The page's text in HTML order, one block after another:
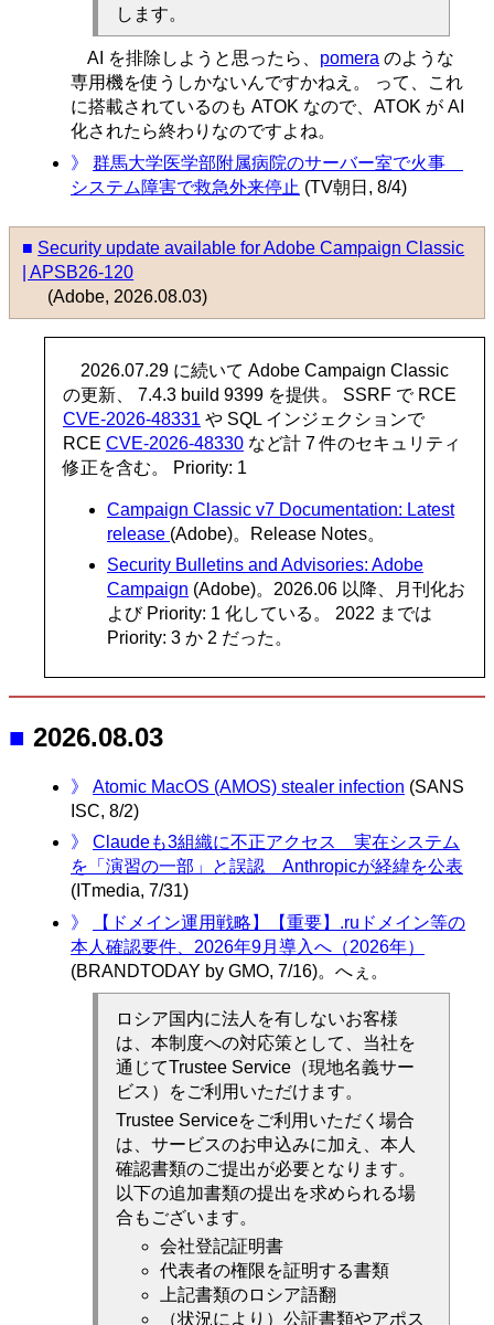
します。
AI を排除しようと思ったら、 pomera のような
専用機を使うしかないんですかねえ。 って、これ
に搭載されているのも ATOK なので、ATOK が AI
化されたら終わりなのですよね。
》
群馬大学医学部附属病院のサーバー室で火事
システム障害で救急外来停止 (TV朝日, 8/4)
■ Security update available for Adobe Campaign Classic
| APSB26-120
(Adobe, 2026.08.03)
2026.07.29 に続いて Adobe Campaign Classic
の更新、 7.4.3 build 9399 を提供。 SSRF で RCE
CVE-2026-48331 や SQL インジェクションで
RCE CVE-2026-48330 など計 7 件のセキュリティ
修正を含む。 Priority: 1
Campaign Classic v7 Documentation: Latest
release (Adobe)。Release Notes。
Security Bulletins and Advisories: Adobe
Campaign (Adobe)。2026.06 以降、月刊化お
よび Priority: 1 化している。 2022 までは
Priority: 3 か 2 だった。
■ 2026.08.03
》 Atomic MacOS (AMOS) stealer infection (SANS
ISC, 8/2)
》
Claudeも3組織に不正アクセス 実在システム
を「演習の一部」と誤認 Anthropicが経緯を公表
(ITmedia, 7/31)
》
【ドメイン運用戦略】【重要】.ruドメイン等の
本人確認要件、2026年9月導入へ（2026年）
(BRANDTODAY by GMO, 7/16)。へぇ。
ロシア国内に法人を有しないお客様
は、本制度への対応策として、当社を
通じてTrustee Service（現地名義サー
ビス）をご利用いただけます。
Trustee Serviceをご利用いただく場合
は、サービスのお申込みに加え、本人
確認書類のご提出が必要となります。
以下の追加書類の提出を求められる場
合もございます。
会社登記証明書
代表者の権限を証明する書類
上記書類のロシア語翻
（状況により）公証書類やアポス